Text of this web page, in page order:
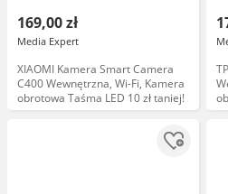
169,00 zł
Media Expert
XIAOMI Kamera Smart Camera
C400 Wewnętrzna, Wi-Fi, Kamera
obrotowa Taśma LED 10 zł taniej!